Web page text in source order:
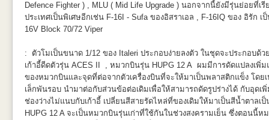
GBU-12 ที่ให้มาในกล่องน่าจะดูดีที่สุดในชุดอาวุธที่ให้มา ผมเลือกติดเพีย
Defence Fighter ) , MLU ( Mid Life Upgrade ) นอกจากนี้ยังมีรุ่นย่อยที่เ
ประเทศเป็นพิเศษอีกเช่น F-16I - Sufa ของอิสราเอล , F-16IQ ของ อิรัก
16V Block 70/72 Viper
: ตัวโมเป็นขนาด 1/12 ของ Italeri ประกอบง่ายลงตัว ในชุดจะประกอบด้ว
เก้าอี้ดีดตัวรุ่น ACES II , หมวกบินรุ่น HUPG 12 A ผมมีการดัดแปลงเพิ่
ของหมวกบินและจุดที่ต่อจากตัวเครื่องบินที่จะให้มาเป็นพลาสติกแข็ง โดย
เล็กพันรอบ นำมาต่อกับส่วนข้อต่อเดิมเพื่อให้สามารถดัดรูปร่างได้ กับอุดเ
ช่องว่างไม่แนบกับเก้าอี้ เปลี่ยนสีสายรัดไหล่ที่ของเดิมให้มาเป็นสีน้ำตาล
HUPG 12 A จะเป็นหมวกบินรุ่นเก่าที่ใช้กันในช่วงสงครามเย็น ซึ่งตอนนี้